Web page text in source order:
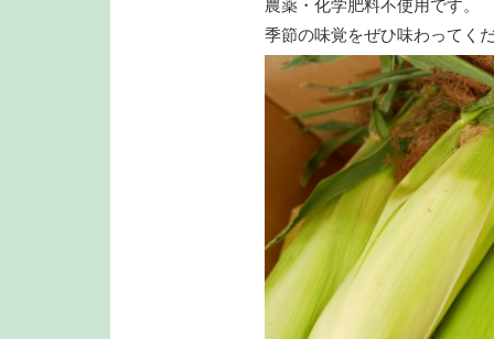
農薬・化学肥料不使用です。
季節の味覚をぜひ味わってく